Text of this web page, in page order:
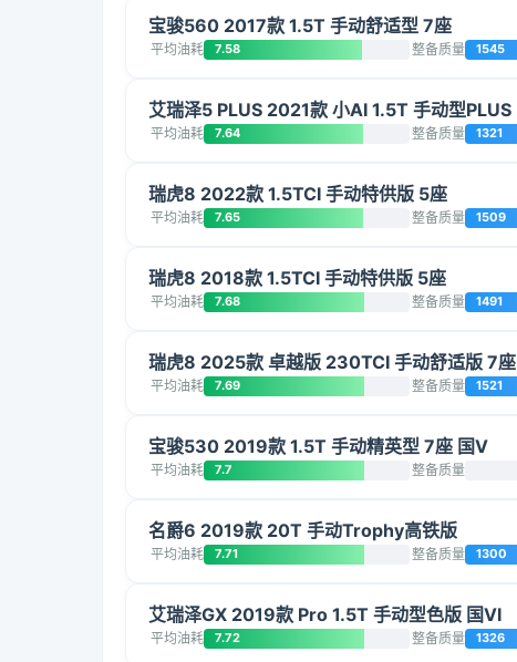
宝骏560 2017款 1.5T 手动舒适型 7座
平均油耗 7.58 整备质量 1545
艾瑞泽5 PLUS 2021款 小AI 1.5T 手动型PLUS
平均油耗 7.64 整备质量 1321
瑞虎8 2022款 1.5TCI 手动特供版 5座
平均油耗 7.65 整备质量 1509
瑞虎8 2018款 1.5TCI 手动特供版 5座
平均油耗 7.68 整备质量 1491
瑞虎8 2025款 卓越版 230TCI 手动舒适版 7座
平均油耗 7.69 整备质量 1521
宝骏530 2019款 1.5T 手动精英型 7座 国V
平均油耗 7.7 整备质量
名爵6 2019款 20T 手动Trophy高铁版
平均油耗 7.71 整备质量 1300
艾瑞泽GX 2019款 Pro 1.5T 手动型色版 国VI
平均油耗 7.72 整备质量 1326